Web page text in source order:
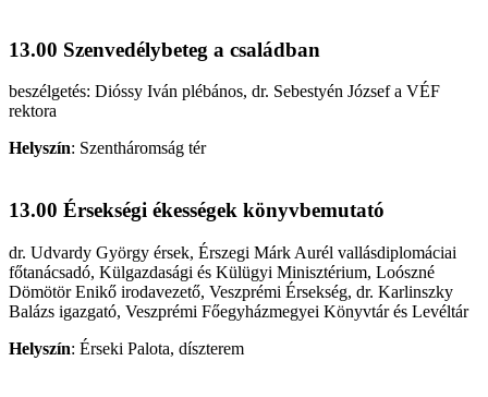
13.00 Szenvedélybeteg a családban
beszélgetés: Dióssy Iván plébános, dr. Sebestyén József a VÉF
rektora
Helyszín: Szentháromság tér
13.00 Érsekségi ékességek könyvbemutató
dr. Udvardy György érsek, Érszegi Márk Aurél vallásdiplomáciai
főtanácsadó, Külgazdasági és Külügyi Minisztérium, Loószné
Dömötör Enikő irodavezető, Veszprémi Érsekség, dr. Karlinszky
Balázs igazgató, Veszprémi Főegyházmegyei Könyvtár és Levéltár
Helyszín: Érseki Palota, díszterem